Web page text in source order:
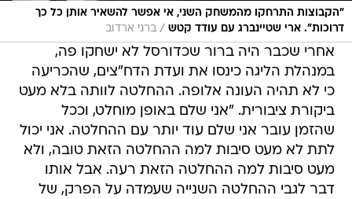
"הקבוצות התרחקו מהמשחק השני, אי אפשר להשאיר אותן כל כך
דרוכות". ארי שטיינברג עם עודד קטש / ברני ארדוב
אחרי שכבר היה ברור שכדורסל לא ישחקו פה,
במנהלת הליגה כינסו את ועדת הדח"צים, שהכריעה
כי לא תהיה העונה אלופה. ההחלטה לוותה בלא מעט
ביקורת ציבורית. "אני שלם באופן מוחלט, וככל
שהזמן עובר אני שלם עוד יותר עם ההחלטה. אני יכול
לתת לא מעט סיבות למה ההחלטה הזאת טובה, ולא
מעט סיבות למה ההחלטה הזאת רעה. אבל אותו
דבר לגבי ההחלטה השנייה שעמדה על הפרק, של